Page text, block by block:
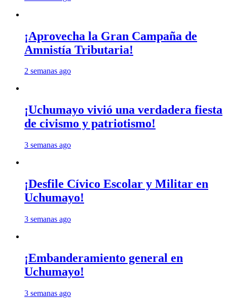
¡Aprovecha la Gran Campaña de
Amnistía Tributaria!
2 semanas ago
¡Uchumayo vivió una verdadera fiesta
de civismo y patriotismo!
3 semanas ago
¡Desfile Cívico Escolar y Militar en
Uchumayo!
3 semanas ago
¡Embanderamiento general en
Uchumayo!
3 semanas ago